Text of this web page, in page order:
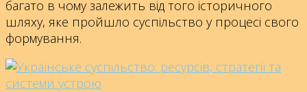
багато в чому залежить від того історичного
шляху, яке пройшло суспільство у процесі свого
формування.